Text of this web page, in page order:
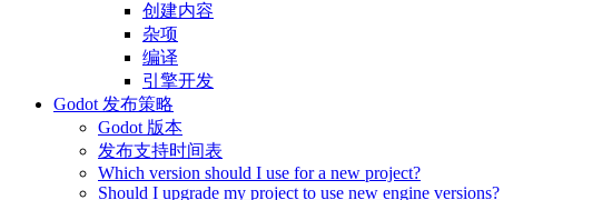
创建内容
杂项
编译
引擎开发
Godot 发布策略
Godot 版本
发布支持时间表
Which version should I use for a new project?
Should I upgrade my project to use new engine versions?